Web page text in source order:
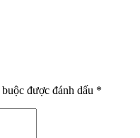
được đánh dấu *